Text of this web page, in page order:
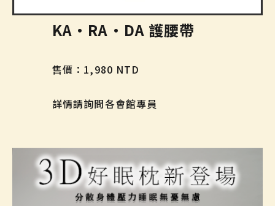
KA·RA·DA 護腰帶
售價：1,980 NTD
詳情請詢問各會館專員